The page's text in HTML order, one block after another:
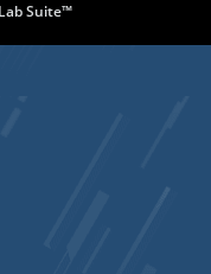
Suite™